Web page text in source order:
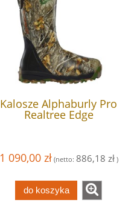
Kalosze Alphaburly Pro
Realtree Edge
1 090,00 zł (netto: 886,18 zł)
do koszyka